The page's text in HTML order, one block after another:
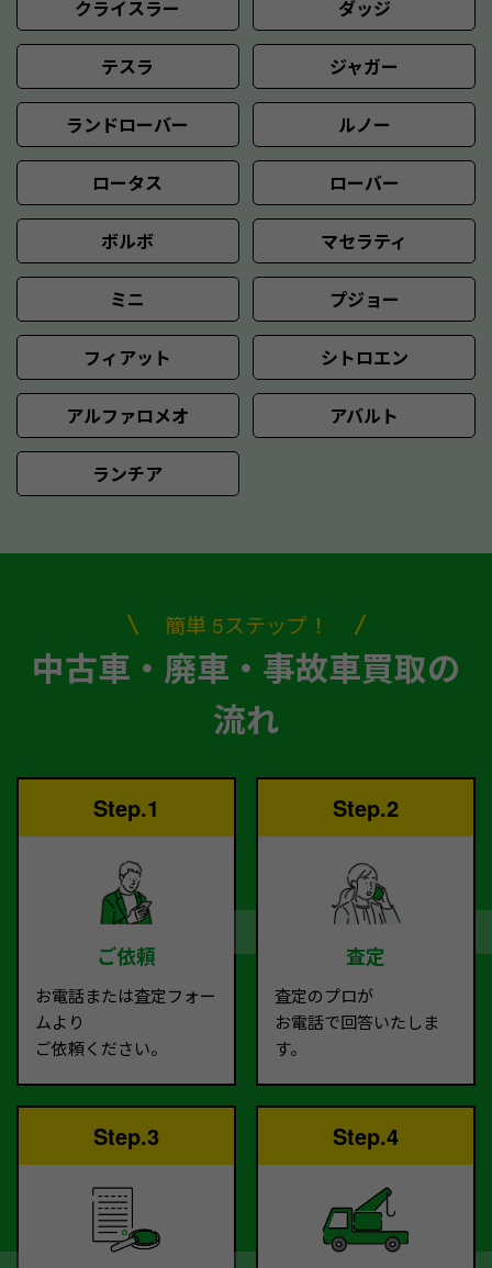
クライスラー ダッジ
テスラ ジャガー
ランドローバー ルノー
ロータス ローバー
ボルボ マセラティ
ミニ プジョー
フィアット シトロエン
アルファロメオ アバルト
ランチア
簡単 5ステップ！
中古車・廃車・事故車買取の
流れ
Step.1
ご依頼
お電話または査定フォー
ムより
ご依頼ください。
Step.2
査定
査定のプロが
お電話で回答いたしま
す。
Step.3 Step.4